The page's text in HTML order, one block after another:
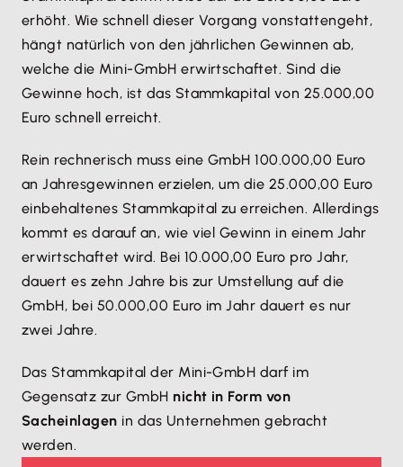
erhöht. Wie schnell dieser Vorgang vonstattengeht,
hängt natürlich von den jährlichen Gewinnen ab,
welche die Mini-GmbH erwirtschaftet. Sind die
Gewinne hoch, ist das Stammkapital von 25.000,00
Euro schnell erreicht.
Rein rechnerisch muss eine GmbH 100.000,00 Euro
an Jahresgewinnen erzielen, um die 25.000,00 Euro
einbehaltenes Stammkapital zu erreichen. Allerdings
kommt es darauf an, wie viel Gewinn in einem Jahr
erwirtschaftet wird. Bei 10.000,00 Euro pro Jahr,
dauert es zehn Jahre bis zur Umstellung auf die
GmbH, bei 50.000,00 Euro im Jahr dauert es nur
zwei Jahre.
Das Stammkapital der Mini-GmbH darf im
Gegensatz zur GmbH nicht in Form von
Sacheinlagen in das Unternehmen gebracht
werden.